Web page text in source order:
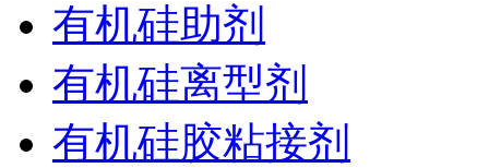
有机硅助剂
有机硅离型剂
有机硅胶粘接剂